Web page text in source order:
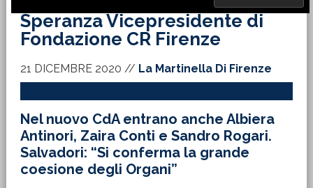
Speranza Vicepresidente di
Fondazione CR Firenze
21 DICEMBRE 2020 // La Martinella Di Firenze
Nel nuovo CdA entrano anche Albiera
Antinori, Zaira Conti e Sandro Rogari.
Salvadori: “Si conferma la grande
coesione degli Organi”